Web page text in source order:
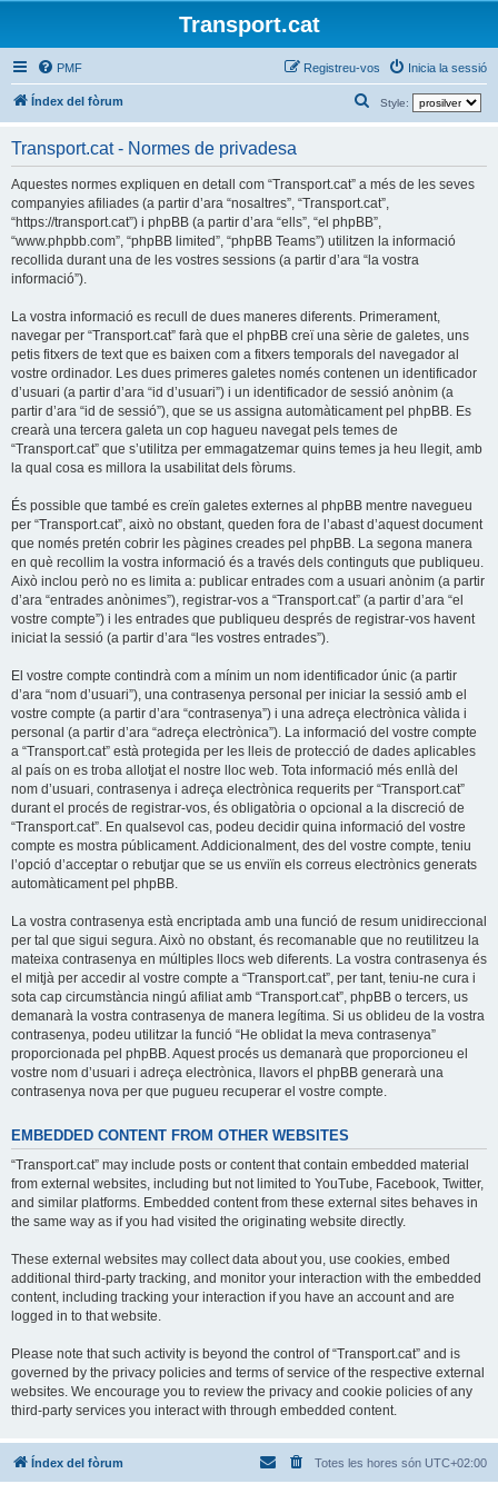
Transport.cat
PMF Inicia la sessió
Registreu-vos
Índex del fòrum Style:
e
c
a
Transport.cat - Normes de privadesa
Aquestes normes expliquen en detall com “Transport.cat” a més de les seves
companyies afiliades (a partir d’ara “nosaltres”, “Transport.cat”,
“https://transport.cat”) i phpBB (a partir d’ara “ells”, “el phpBB”,
“www.phpbb.com”, “phpBB limited”, “phpBB Teams”) utilitzen la informació
recollida durant una de les vostres sessions (a partir d’ara “la vostra
informació”).
La vostra informació es recull de dues maneres diferents. Primerament,
navegar per “Transport.cat” farà que el phpBB creï una sèrie de galetes, uns
petis fitxers de text que es baixen com a fitxers temporals del navegador al
vostre ordinador. Les dues primeres galetes només contenen un identificador
d’usuari (a partir d’ara “id d’usuari”) i un identificador de sessió anònim (a
partir d’ara “id de sessió”), que se us assigna automàticament pel phpBB. Es
crearà una tercera galeta un cop hagueu navegat pels temes de
“Transport.cat” que s’utilitza per emmagatzemar quins temes ja heu llegit, amb
la qual cosa es millora la usabilitat dels fòrums.
És possible que també es creïn galetes externes al phpBB mentre navegueu
per “Transport.cat”, això no obstant, queden fora de l’abast d’aquest document
que només pretén cobrir les pàgines creades pel phpBB. La segona manera
en què recollim la vostra informació és a través dels continguts que publiqueu.
Això inclou però no es limita a: publicar entrades com a usuari anònim (a partir
d’ara “entrades anònimes”), registrar-vos a “Transport.cat” (a partir d’ara “el
vostre compte”) i les entrades que publiqueu després de registrar-vos havent
iniciat la sessió (a partir d’ara “les vostres entrades”).
El vostre compte contindrà com a mínim un nom identificador únic (a partir
d’ara “nom d’usuari”), una contrasenya personal per iniciar la sessió amb el
vostre compte (a partir d’ara “contrasenya”) i una adreça electrònica vàlida i
personal (a partir d’ara “adreça electrònica”). La informació del vostre compte
a “Transport.cat” està protegida per les lleis de protecció de dades aplicables
al país on es troba allotjat el nostre lloc web. Tota informació més enllà del
nom d’usuari, contrasenya i adreça electrònica requerits per “Transport.cat”
durant el procés de registrar-vos, és obligatòria o opcional a la discreció de
“Transport.cat”. En qualsevol cas, podeu decidir quina informació del vostre
compte es mostra públicament. Addicionalment, des del vostre compte, teniu
l’opció d’acceptar o rebutjar que se us enviïn els correus electrònics generats
automàticament pel phpBB.
La vostra contrasenya està encriptada amb una funció de resum unidireccional
per tal que sigui segura. Això no obstant, és recomanable que no reutilitzeu la
mateixa contrasenya en múltiples llocs web diferents. La vostra contrasenya és
el mitjà per accedir al vostre compte a “Transport.cat”, per tant, teniu-ne cura i
sota cap circumstància ningú afiliat amb “Transport.cat”, phpBB o tercers, us
demanarà la vostra contrasenya de manera legítima. Si us oblideu de la vostra
contrasenya, podeu utilitzar la funció “He oblidat la meva contrasenya”
proporcionada pel phpBB. Aquest procés us demanarà que proporcioneu el
vostre nom d’usuari i adreça electrònica, llavors el phpBB generarà una
contrasenya nova per que pugueu recuperar el vostre compte.
EMBEDDED CONTENT FROM OTHER WEBSITES
“Transport.cat” may include posts or content that contain embedded material
from external websites, including but not limited to YouTube, Facebook, Twitter,
and similar platforms. Embedded content from these external sites behaves in
the same way as if you had visited the originating website directly.
These external websites may collect data about you, use cookies, embed
additional third-party tracking, and monitor your interaction with the embedded
content, including tracking your interaction if you have an account and are
logged in to that website.
Please note that such activity is beyond the control of “Transport.cat” and is
governed by the privacy policies and terms of service of the respective external
websites. We encourage you to review the privacy and cookie policies of any
third-party services you interact with through embedded content.
Índex del fòrum Totes les hores són UTC+02:00